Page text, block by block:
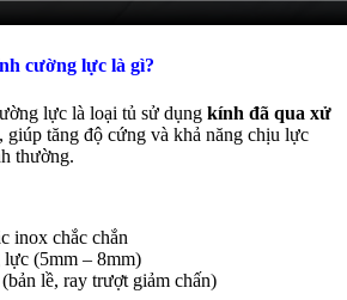
cường lực là gì?
lực là loại tủ sử dụng kính đã qua xử
, giúp tăng độ cứng và khả năng chịu lực
thường.
inox chắc chắn
(5mm – 8mm)
lề, ray trượt giảm chấn)